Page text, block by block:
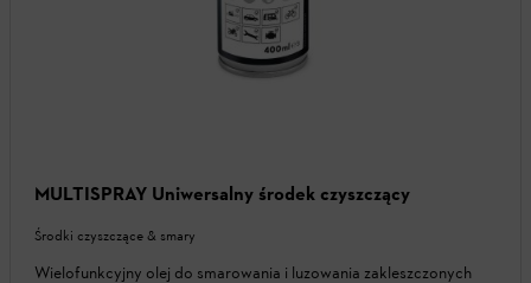
MULTISPRAY Uniwersalny środek czyszczący
Środki czyszczące & smary
Wielofunkcyjny olej do smarowania i luzowania zakleszczonych